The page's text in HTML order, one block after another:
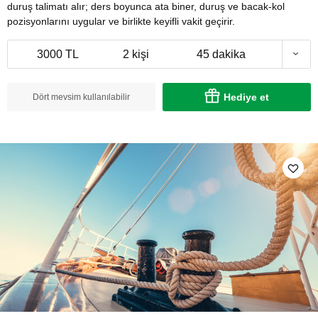
duruş talimatı alır; ders boyunca ata biner, duruş ve bacak-kol
pozisyonlarını uygular ve birlikte keyifli vakit geçirir.
3000 TL 2 kişi 45 dakika
Dört mevsim kullanılabilir Hediye et